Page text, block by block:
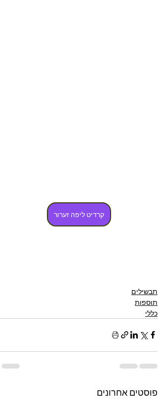
קרדיט ליפה זערור
תבשילים
תוספות
כללי
פוסטים אחרונים